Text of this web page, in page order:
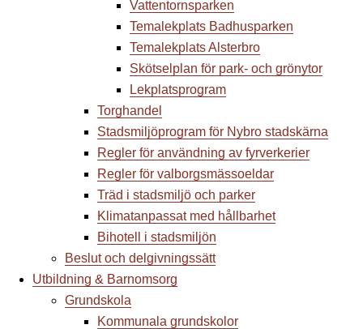
Vattentornsparken
Temalekplats Badhusparken
Temalekplats Alsterbro
Skötselplan för park- och grönytor
Lekplatsprogram
Torghandel
Stadsmiljöprogram för Nybro stadskärna
Regler för användning av fyrverkerier
Regler för valborgsmässoeldar
Träd i stadsmiljö och parker
Klimatanpassat med hållbarhet
Bihotell i stadsmiljön
Beslut och delgivningssätt
Utbildning & Barnomsorg
Grundskola
Kommunala grundskolor